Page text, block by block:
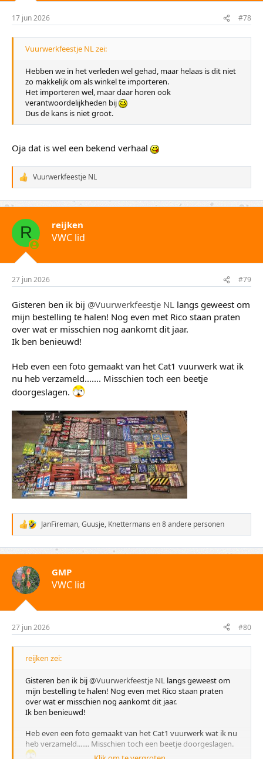
n
17 jun 2026 #78
Vuurwerkfeestje NL zei:
Hebben we in het verleden wel gehad, maar helaas is dit niet
zo makkelijk om als winkel te importeren.
Het importeren wel, maar daar horen ook
verantwoordelijkheden bij
Dus de kans is niet groot.
Oja dat is wel een bekend verhaal
W
a
a
r
d
e
i
n
n
Vuurwerkfeestje NL
R reijken
VWC lid
27 jun 2026 #79
Gisteren ben ik bij @Vuurwerkfeestje NL langs geweest om
mijn bestelling te halen! Nog even met Rico staan praten
over wat er misschien nog aankomt dit jaar.
Ik ben benieuwd!
Heb even een foto gemaakt van het Cat1 vuurwerk wat ik
nu heb verzameld....... Misschien toch een beetje
doorgeslagen.
W
a
a
r
d
e
r
i
n
n
JanFireman,Guusje, Knettermans en 8 andere personen
GMP
VWC lid
27 jun 2026 #80
reijken zei:
Gisteren ben ik bij@Vuurwerkfeestje NL langs geweest om
mijn bestelling te halen! Nog even met Rico staan praten
over wat er misschien nog aankomt dit jaar.
Ik ben benieuwd!
Heb even een foto gemaakt van het Cat1 vuurwerk wat ik nu
heb verzameld....... Misschien toch een beetje doorgeslagen.